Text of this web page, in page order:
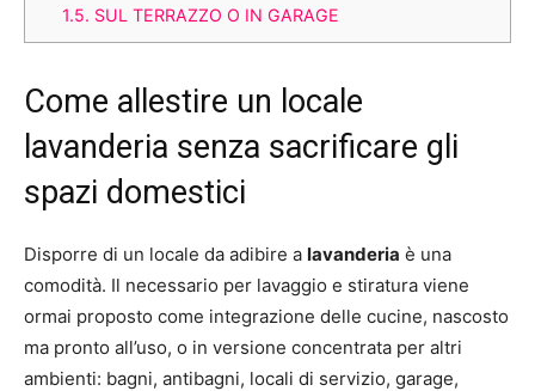
1.5. SUL TERRAZZO O IN GARAGE
Come allestire un locale
lavanderia senza sacrificare gli
spazi domestici
Disporre di un locale da adibire a lavanderia è una
comodità. Il necessario per lavaggio e stiratura viene
ormai proposto come integrazione delle cucine, nascosto
ma pronto all’uso, o in versione concentrata per altri
ambienti: bagni, antibagni, locali di servizio, garage,